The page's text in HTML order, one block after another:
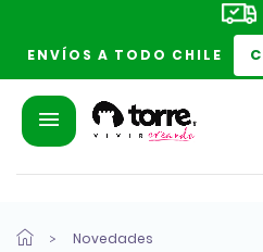
ENVÍOS A TODO CHILE
Novedades